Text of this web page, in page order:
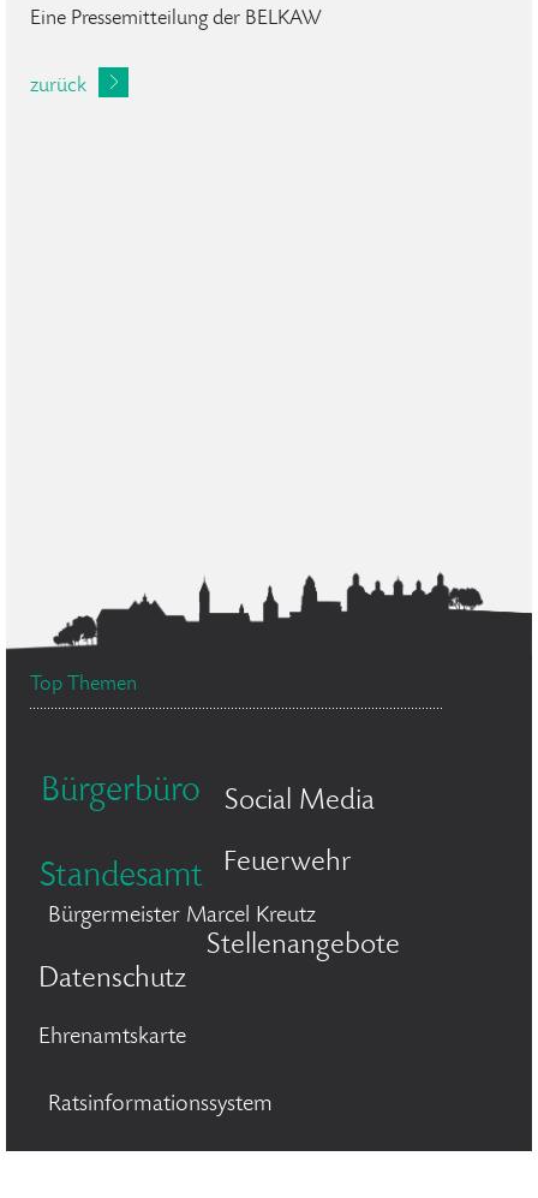
Eine Pressemitteilung der BELKAW
zurück
Top Themen
Bürgerbüro Social Media
Standesamt Feuerwehr
Bürgermeister Marcel Kreutz
Datenschutz
Stellenangebote
Ehrenamtskarte
Ratsinformationssystem